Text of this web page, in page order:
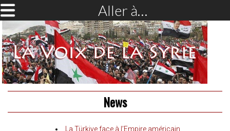
Aller à…
News
La Türkiye face à l’Empire américain